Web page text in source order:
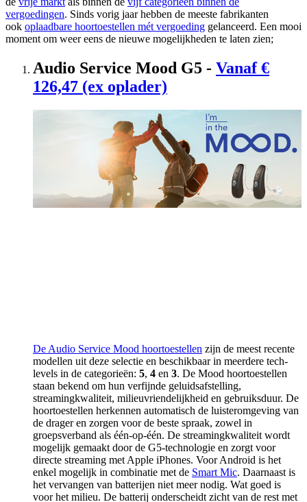
vergoedingen. Sinds vorig jaar hebben de meeste fabrikanten
ook oplaadbare hoortoestellen mét vergoeding gelanceerd. Een mooi
moment om weer eens de nieuwe mogelijkheden te laten zien;
Audio Service Mood G5 - Vanaf €
126,47 (ex oplader)
De Audio Service Mood hoortoestellen zijn de meest recente
modellen uit deze selectie en beschikbaar in meerdere tech-
levels in de categorieën: 5, 4 en 3. De Mood hoortoestellen
staan bekend om hun verfijnde geluidsafstelling,
streamingkwaliteit, milieuvriendelijkheid en gebruiksduur. De
hoortoestellen herkennen automatisch de luisteromgeving van
de drager en zorgen voor de beste spraak, zowel in
groepsverband als één-op-één. De streamingkwaliteit wordt
mogelijk gemaakt door de G5-technologie en zorgt voor
directe streaming met Apple iPhones. Voor Android is het
enkel mogelijk in combinatie met de Smart Mic. Daarnaast is
het vervangen van batterijen niet meer nodig. Wat goed is
voor het milieu. De batterij onderscheidt zicht van de rest met